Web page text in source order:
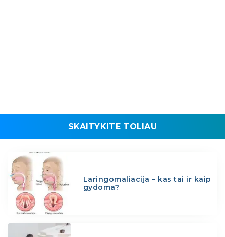
SKAITYKITE TOLIAU
Laringomaliacija – kas tai ir kaip
gydoma?